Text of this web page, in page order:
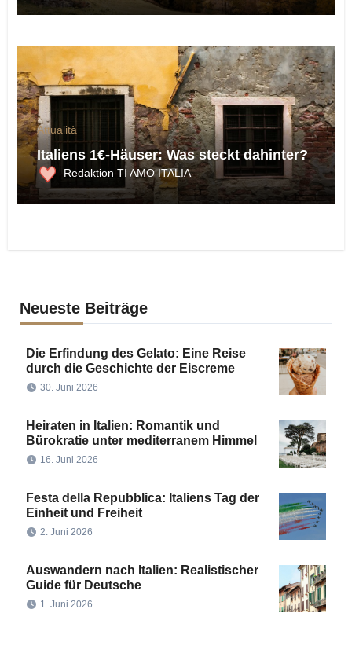
Attualità
Italiens 1€-Häuser: Was steckt dahinter?
Redaktion TI AMO ITALIA
Neueste Beiträge
Die Erfindung des Gelato: Eine Reise
durch die Geschichte der Eiscreme
30. Juni 2026
Heiraten in Italien: Romantik und
Bürokratie unter mediterranem Himmel
16. Juni 2026
Festa della Repubblica: Italiens Tag der
Einheit und Freiheit
2. Juni 2026
Auswandern nach Italien: Realistischer
Guide für Deutsche
1. Juni 2026